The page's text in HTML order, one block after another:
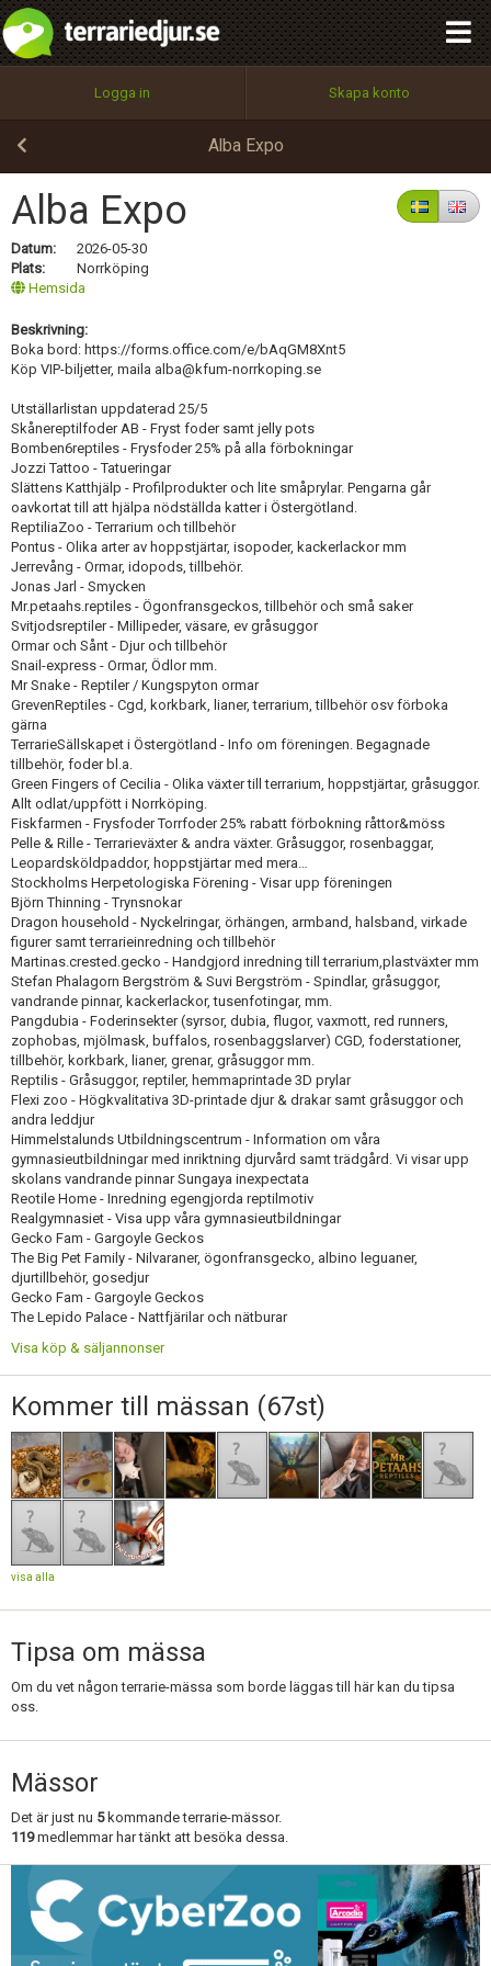
Logga in Skapa konto
Alba Expo
Alba Expo
Datum:
2026-05-30
Plats:
Norrköping
Hemsida
Beskrivning:
Boka bord: https://forms.office.com/e/bAqGM8Xnt5
Köp VIP-biljetter, maila alba@kfum-norrkoping.se
Utställarlistan uppdaterad 25/5
Skånereptilfoder AB - Fryst foder samt jelly pots
Bomben6reptiles - Frysfoder 25% på alla förbokningar
Jozzi Tattoo - Tatueringar
Slättens Katthjälp - Profilprodukter och lite småprylar. Pengarna går
oavkortat till att hjälpa nödställda katter i Östergötland.
ReptiliaZoo - Terrarium och tillbehör
Pontus - Olika arter av hoppstjärtar, isopoder, kackerlackor mm
Jerrevång - Ormar, idopods, tillbehör.
Jonas Jarl - Smycken
Mr.petaahs.reptiles - Ögonfransgeckos, tillbehör och små saker
Svitjodsreptiler - Millipeder, väsare, ev gråsuggor
Ormar och Sånt - Djur och tillbehör
Snail-express - Ormar, Ödlor mm.
Mr Snake - Reptiler / Kungspyton ormar
GrevenReptiles - Cgd, korkbark, lianer, terrarium, tillbehör osv förboka
gärna
TerrarieSällskapet i Östergötland - Info om föreningen. Begagnade
tillbehör, foder bl.a.
Green Fingers of Cecilia - Olika växter till terrarium, hoppstjärtar, gråsuggor.
Allt odlat/uppfött i Norrköping.
Fiskfarmen - Frysfoder Torrfoder 25% rabatt förbokning råttor&möss
Pelle & Rille - Terrarieväxter & andra växter. Gråsuggor, rosenbaggar,
Leopardsköldpaddor, hoppstjärtar med mera…
Stockholms Herpetologiska Förening - Visar upp föreningen
Björn Thinning - Trynsnokar
Dragon household - Nyckelringar, örhängen, armband, halsband, virkade
figurer samt terrarieinredning och tillbehör
Martinas.crested.gecko - Handgjord inredning till terrarium,plastväxter mm
Stefan Phalagorn Bergström & Suvi Bergström - Spindlar, gråsuggor,
vandrande pinnar, kackerlackor, tusenfotingar, mm.
Pangdubia - Foderinsekter (syrsor, dubia, flugor, vaxmott, red runners,
zophobas, mjölmask, buffalos, rosenbaggslarver) CGD, foderstationer,
tillbehör, korkbark, lianer, grenar, gråsuggor mm.
Reptilis - Gråsuggor, reptiler, hemmaprintade 3D prylar
Flexi zoo - Högkvalitativa 3D-printade djur & drakar samt gråsuggor och
andra leddjur
Himmelstalunds Utbildningscentrum - Information om våra
gymnasieutbildningar med inriktning djurvård samt trädgård. Vi visar upp
skolans vandrande pinnar Sungaya inexpectata
Reotile Home - Inredning egengjorda reptilmotiv
Realgymnasiet - Visa upp våra gymnasieutbildningar
Gecko Fam - Gargoyle Geckos
The Big Pet Family - Nilvaraner, ögonfransgecko, albino leguaner,
djurtillbehör, gosedjur
Gecko Fam - Gargoyle Geckos
The Lepido Palace - Nattfjärilar och nätburar
Visa köp & säljannonser
Kommer till mässan (67st)
visa alla
Tipsa om mässa
Om du vet någon terrarie-mässa som borde läggas till här kan du tipsa
oss.
Mässor
Det är just nu 5kommande terrarie-mässor.
119medlemmar har tänkt att besöka dessa.
OK, stäng
Utför
100%
OK
integritetspolicy
Namn:
Epost:
Lösenord:
Terms of Service
Skapa konto
Begär nytt lösenord
Tillbaka till förstasidan